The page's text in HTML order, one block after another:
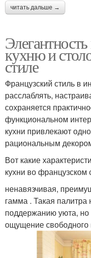
читать дальше →
кухню и
стиле
Французский стиль в
расслаблять,
сохраняется
функциональном
кухни привлекают
рациональным
Вот какие
кухни во французском
ненавязчивая,
гамма . Такая палитра
поддержанию уюта, но
ощущение свободного